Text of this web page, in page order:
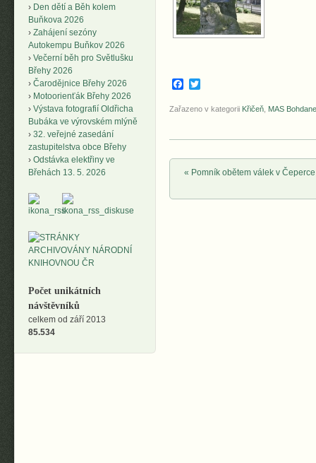
Facebook
Zařazeno v kategorii Křičeň MAS
Post navigation
« Pomník obětem válek v Čeperce
Den dětí a Běh kolem
Buňkova 2026
Zahájení sezóny
Autokempu Buňkov 2026
Večerní běh pro Světlušku
Břehy 2026
Čarodějnice Břehy 2026
Motoorienťák Břehy 2026
Výstava fotografií Oldřicha
Bubáka ve výrovském mlýně
32. veřejné zasedání
zastupitelstva obce Břehy
Odstávka elektřiny ve
Břehách 13. 5. 2026
Počet unikátních
návštěvníků
celkem od září 2013
85.534